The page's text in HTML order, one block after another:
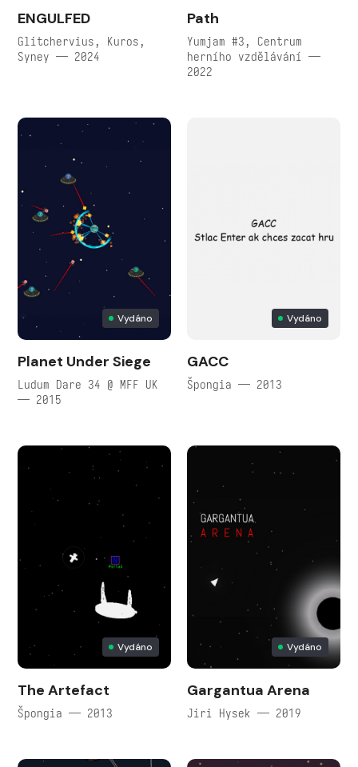
ENGULFED
Glitchervius, Kuros,
Syney — 2024
Path
Yumjam #3, Centrum
herního vzdělávání —
2022
Vydáno
Planet Under Siege
Ludum Dare 34 @ MFF UK
— 2015
Vydáno
GACC
Špongia — 2013
Vydáno
The Artefact
Špongia — 2013
Vydáno
Gargantua Arena
Jiri Hysek — 2019